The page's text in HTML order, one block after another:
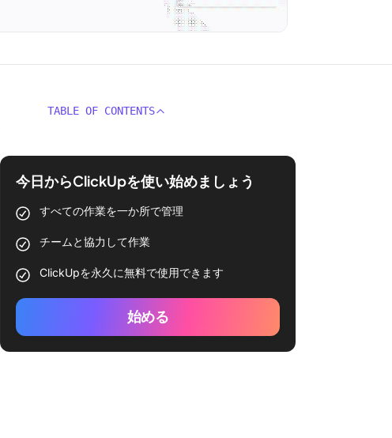
TABLE OF CONTENTS
今日からClickUpを使い始めましょう
すべての作業を一か所で管理
チームと協力して作業
ClickUpを永久に無料で使用できます
始める